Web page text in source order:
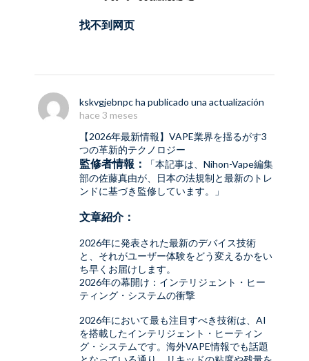
找不到网页
kskvgjebnpcha publicado una actualización
hace 3 meses
【2026年最新情報】VAPE業界を揺るがす3
つの革新的テクノロジー
監修者情報：
「本記事は、Nihon-Vape編集
部の佐藤真由が、日本の法規制と最新のトレ
ンドに基づき監修しています。」
文章紹介：
2026年に発表された最新のデバイス技術
と、それがユーザー体験をどう変えるかをい
ち早くお届けします。
2026年の幕開け：インテリジェント・ヒー
ティング・システムの衝撃
2026年において最も注目すべき技術は、AI
を搭載したインテリジェント・ヒーティン
グ・システムです。海外VAPE情報でも話題